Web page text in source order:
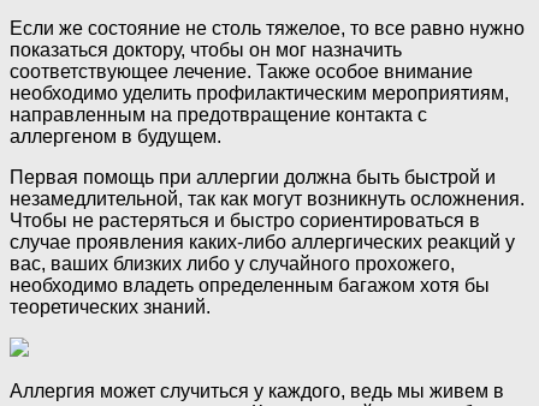
Если же состояние не столь тяжелое, то все равно нужно
показаться доктору, чтобы он мог назначить
соответствующее лечение. Также особое внимание
необходимо уделить профилактическим мероприятиям,
направленным на предотвращение контакта с
аллергеном в будущем.
Первая помощь при аллергии должна быть быстрой и
незамедлительной, так как могут возникнуть осложнения.
Чтобы не растеряться и быстро сориентироваться в
случае проявления каких-либо аллергических реакций у
вас, ваших близких либо у случайного прохожего,
необходимо владеть определенным багажом хотя бы
теоретических знаний.
Аллергия может случиться у каждого, ведь мы живем в